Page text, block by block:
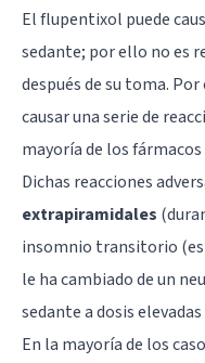
El flupentixol puede
sedante; por ello no es
después de su toma.
causar una serie de
mayoría de los
Dichas reacciones
extrapiramidales
insomnio transitorio
le ha cambiado de un
sedante a dosis
En la mayoría de los